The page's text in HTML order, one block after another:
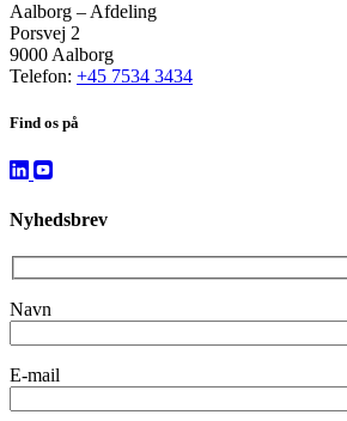
Aalborg – Afdeling
Porsvej 2
9000 Aalborg
Telefon: +45 7534 3434
Find os på
Nyhedsbrev
Navn
E-mail